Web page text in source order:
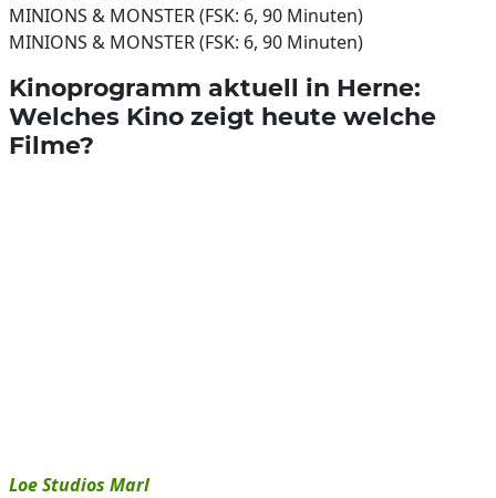
MINIONS & MONSTER (FSK: 6, 90 Minuten)
MINIONS & MONSTER (FSK: 6, 90 Minuten)
Kinoprogramm aktuell in Herne:
Welches Kino zeigt heute welche
Filme?
Loe Studios Marl